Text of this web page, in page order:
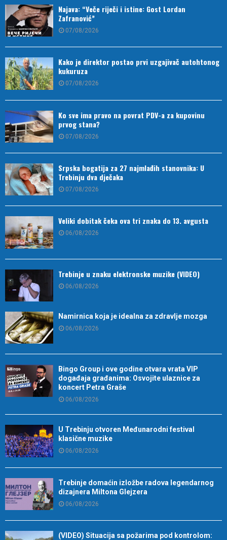
Najava: “Veče riječi i istine: Gost Lordan
Zafranović”
07/08/2026
Kako je direktor postao prvi uzgajivač autohtonog
kukuruza
07/08/2026
Ko sve ima pravo na povrat PDV-a za kupovinu
prvog stana?
07/08/2026
Srpska bogatija za 27 najmlađih stanovnika: U
Trebinju dva dječaka
07/08/2026
Veliki dobitak čeka ova tri znaka do 13. avgusta
06/08/2026
Trebinje u znaku elektronske muzike (VIDEO)
06/08/2026
Namirnica koja je idealna za zdravlje mozga
06/08/2026
Bingo Group i ove godine otvara vrata VIP
događaja građanima: Osvojite ulaznice za
koncert Petra Graše
06/08/2026
U Trebinju otvoren Međunarodni festival
klasične muzike
06/08/2026
Trebinje domaćin izložbe radova legendarnog
dizajnera Miltona Glejzera
06/08/2026
(VIDEO) Situacija sa požarima pod kontrolom: